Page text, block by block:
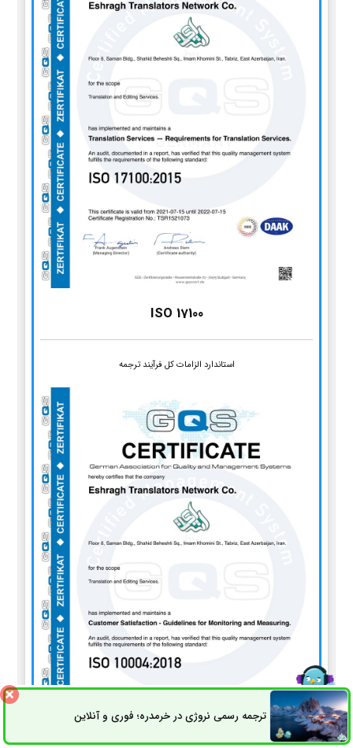
ISO 17100
استاندارد الزامات کل فرآیند ترجمه
ترجمه رسمی نروژی در خرمدره؛ فوری و آنلاینثبت سفارش راه های ارتباطی